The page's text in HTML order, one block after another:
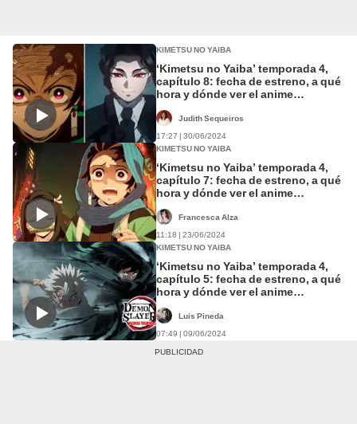
KIMETSU NO YAIBA
‘Kimetsu no Yaiba’ temporada 4,
capítulo 8: fecha de estreno, a qué
hora y dónde ver el anime
Judith Sequeiros
17:27 | 30/06/2024
KIMETSU NO YAIBA
‘Kimetsu no Yaiba’ temporada 4,
capítulo 7: fecha de estreno, a qué
hora y dónde ver el anime
Francesca Alza
11:18 | 23/06/2024
KIMETSU NO YAIBA
‘Kimetsu no Yaiba’ temporada 4,
capítulo 5: fecha de estreno, a qué
hora y dónde ver el anime
Luis Pineda
07:49 | 09/06/2024